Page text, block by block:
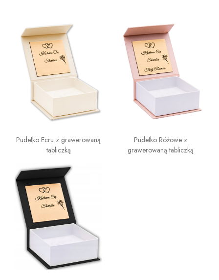
Pudełko Ecru z grawerowaną
tabliczką
Pudełko Różowe z
grawerowaną tabliczką